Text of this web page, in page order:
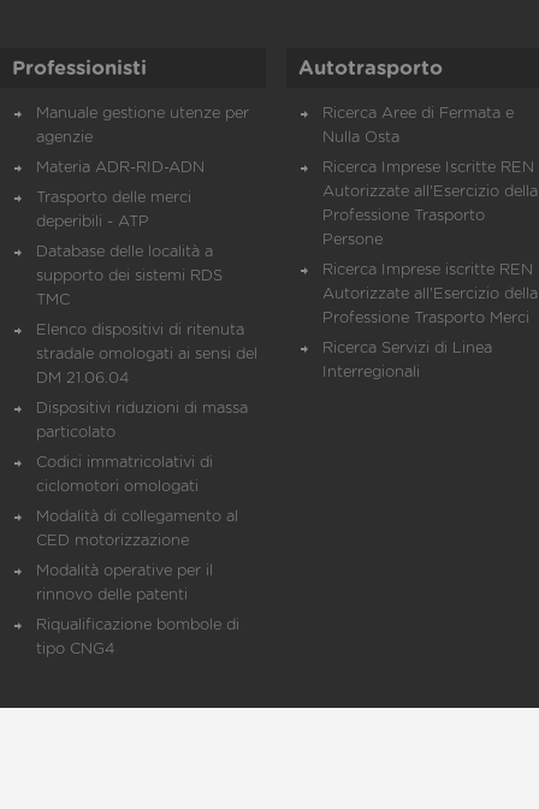
Professionisti
Manuale gestione utenze per
agenzie
Materia ADR-RID-ADN
Trasporto delle merci
deperibili - ATP
Database delle località a
supporto dei sistemi RDS
TMC
Elenco dispositivi di ritenuta
stradale omologati ai sensi del
DM 21.06.04
Dispositivi riduzioni di massa
particolato
Codici immatricolativi di
ciclomotori omologati
Modalità di collegamento al
CED motorizzazione
Modalità operative per il
rinnovo delle patenti
Riqualificazione bombole di
tipo CNG4
Autotrasporto
Ricerca Aree di Fermata e
Nulla Osta
Ricerca Imprese Iscritte REN
Autorizzate all'Esercizio della
Professione Trasporto
Persone
Ricerca Imprese iscritte REN
Autorizzate all'Esercizio della
Professione Trasporto Merci
Ricerca Servizi di Linea
Interregionali